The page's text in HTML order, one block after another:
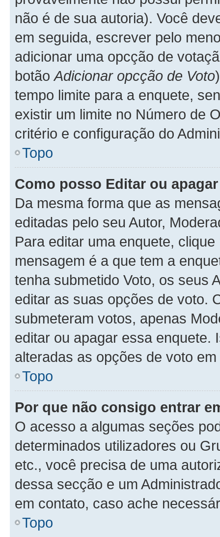
não é de sua autoria). Você
em seguida, escrever pelo
adicionar uma opcção de
botãoAdicionar opcção de Voto
tempo limite para a enquete,
existir um limite no Número de
critério e configuração do
Topo
Como posso Editar ou
Da mesma forma que as
editadas pelo seu Autor,
Para editar uma enquete,
mensagem é a que tem a
tenha submetido Voto, os seus
editar as suas opções de voto.
submeteram votos, apenas
editar ou apagar essa enquete.
alteradas as opções de voto
Topo
Por que não consigo entrar
O acesso a algumas seções
determinados utilizadores ou
etc., você precisa de uma
dessa secção e um
em contato, caso ache
Topo